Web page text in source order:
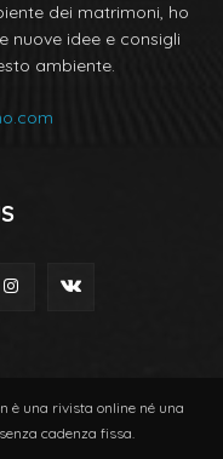
dei matrimoni, ho
nuove idee e consigli
ambiente.
è una rivista online né una
cadenza fissa.